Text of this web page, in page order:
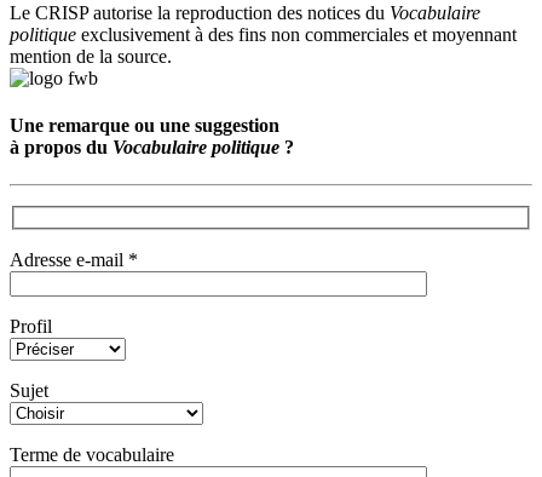
Le CRISP autorise la reproduction des notices du Vocabulaire
politique exclusivement à des fins non commerciales et moyennant
mention de la source.
Une remarque ou une suggestion
à propos du Vocabulaire politique ?
Adresse e-mail *
Profil
Sujet
Terme de vocabulaire